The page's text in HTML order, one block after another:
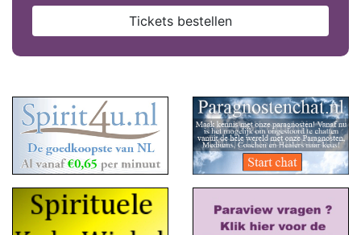
Tickets bestellen